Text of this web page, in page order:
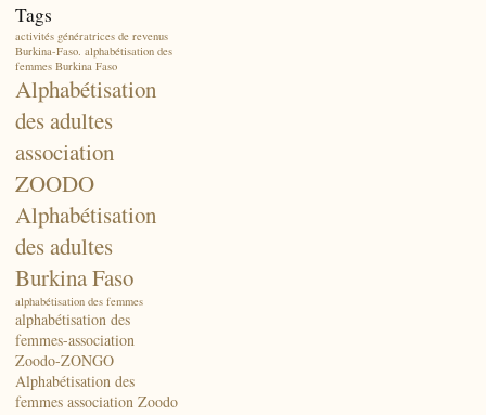
Tags
activités génératrices de revenus
Burkina-Faso. alphabétisation des
femmes Burkina Faso
Alphabétisation
des adultes
association
ZOODO
Alphabétisation
des adultes
Burkina Faso
alphabétisation des femmes
alphabétisation des
femmes-association
Zoodo-ZONGO
Alphabétisation des
femmes association Zoodo